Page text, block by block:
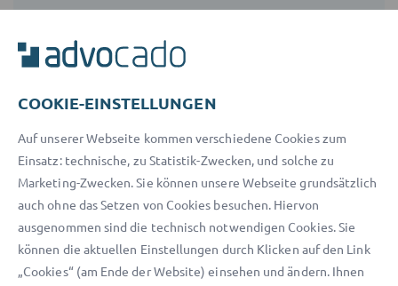
Pflichtteil
4. Was, wenn mehrere Personen
erben?
Gibt es mehr als einen Erben, entsteht gemäß
COOKIE-EINSTELLUNGEN
Auf unserer Webseite kommen verschiedene Cookies zum
Einsatz: technische, zu Statistik-Zwecken, und solche zu
Marketing-Zwecken. Sie können unsere Webseite grundsätzlich
auch ohne das Setzen von Cookies besuchen. Hiervon
ausgenommen sind die technisch notwendigen Cookies. Sie
können die aktuellen Einstellungen durch Klicken auf den Link
„Cookies“ (am Ende der Website) einsehen und ändern. Ihnen